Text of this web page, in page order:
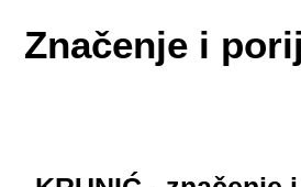
Značenje i